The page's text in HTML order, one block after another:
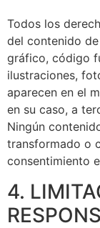
Todos los
del contenido
gráfico, código
ilustraciones,
aparecen en el
en su caso, a
Ningún
transformado o
consentimiento
4.